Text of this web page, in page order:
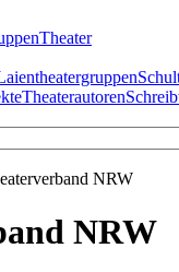
Theater
Theaterautoren
NRW
NRW